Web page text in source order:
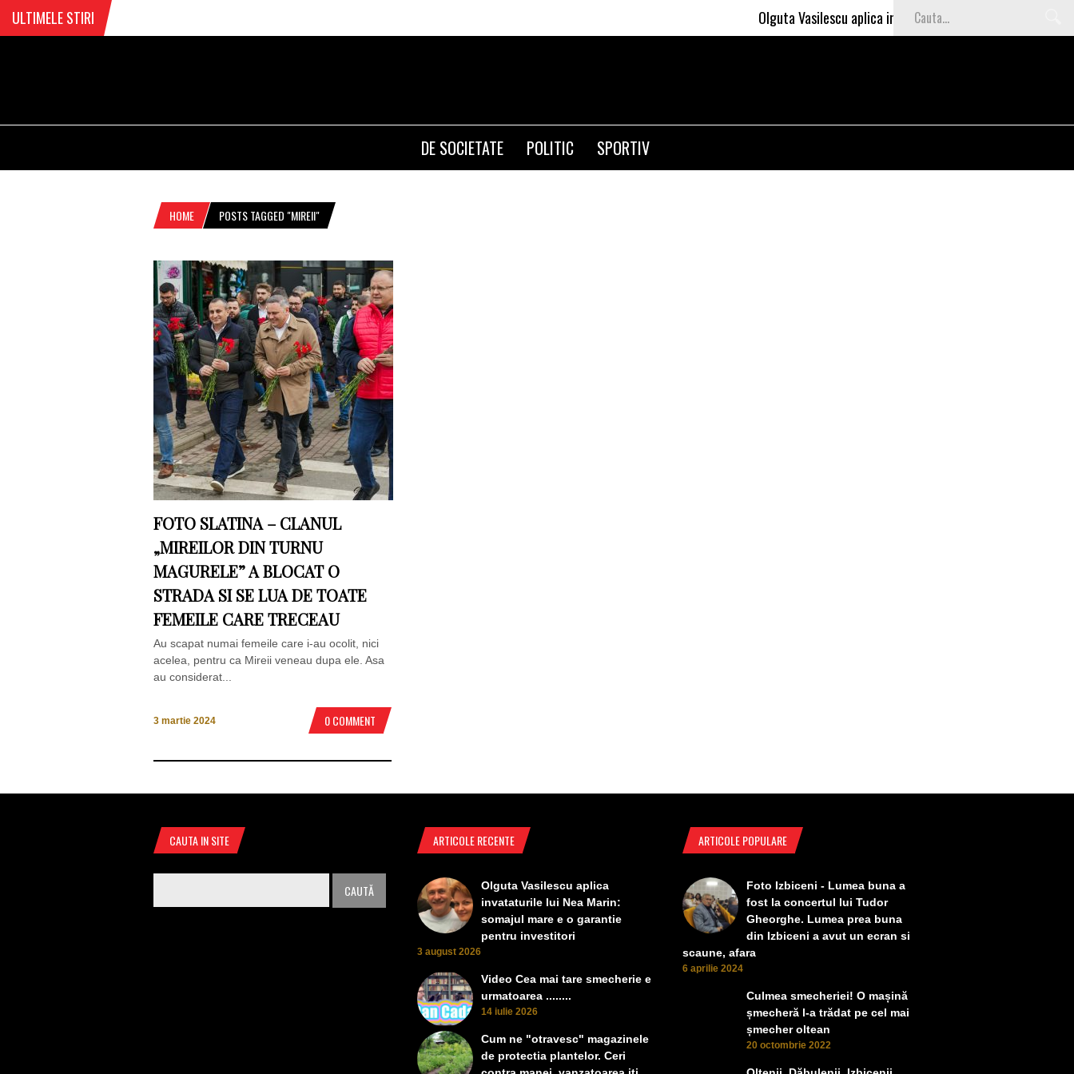
ULTIMELE STIRI Olguta Vasilescu aplica invataturile lui Nea Marin: somajul
DE SOCIETATE POLITIC SPORTIV
HOME POSTS TAGGED "MIREII"
FOTO SLATINA – CLANUL
„MIREILOR DIN TURNU
MAGURELE” A BLOCAT O
STRADA SI SE LUA DE TOATE
FEMEILE CARE TRECEAU
Au scapat numai femeile care i-au ocolit, nici
acelea, pentru ca Mireii veneau dupa ele. Asa
au considerat...
3 martie 2024 0 COMMENT
CAUTA IN SITE ARTICOLE RECENTE
Olguta Vasilescu aplica
invataturile lui Nea Marin:
somajul mare e o garantie
pentru investitori
3 august 2026
Video Cea mai tare smecherie e
urmatoarea ........
14 iulie 2026
Cum ne "otravesc" magazinele
de protectia plantelor. Ceri
ARTICOLE POPULARE
Foto Izbiceni - Lumea buna a
fost la concertul lui Tudor
Gheorghe. Lumea prea buna
din Izbiceni a avut un ecran si
scaune, afara
6 aprilie 2024
Culmea smecheriei! O mașină
șmecheră l-a trădat pe cel mai
șmecher oltean
20 octombrie 2022